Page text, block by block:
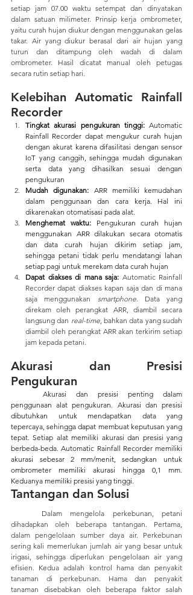
setiap jam 07.00 waktu setempat dan dinyatakan
dalam satuan milimeter. Prinsip kerja ombrometer,
yaitu curah hujan diukur dengan menggunakan gelas
takar. Air yang diukur berasal dari air hujan yang
turun dan ditampung oleh wadah di dalam
ombrometer. Hasil dicatat manual oleh petugas
secara rutin setiap hari.
Kelebihan Automatic Rainfall
Recorder
Tingkat akurasi pengukuran tinggi: Automatic
Rainfall Recorder dapat mengukur curah hujan
dengan akurat karena difasilitasi dengan sensor
IoT yang canggih, sehingga mudah digunakan
serta data yang dihasilkan sesuai dengan
pengukuran
Mudah digunakan: ARR memiliki kemudahan
dalam penggunaan dan cara kerja. Hal ini
dikarenakan otomatisasi pada alat.
Menghemat waktu: Pengukuran curah hujan
menggunakan ARR dilakukan secara otomatis
dan data curah hujan dikirim setiap jam,
sehingga petani tidak perlu mendatangi lahan
setiap pagi untuk merekam data curah hujan
Dapat diakses di mana saja: Automatic Rainfall
Recorder dapat diakses kapan saja dan di mana
saja menggunakan smartphone. Data yang
direkam oleh perangkat ARR, diambil secara
langsung dan real-time, bahkan data yang sudah
diambil oleh perangkat ARR akan terkirim setiap
jam kepada petani.
Akurasi dan Presisi
Pengukuran
Akurasi dan presisi penting dalam
penggunaan alat pengukuran. Akurasi dan presisi
dibutuhkan untuk mendapatkan data yang
tepercaya, sehingga dapat membuat keputusan yang
tepat. Setiap alat memiliki akurasi dan presisi yang
berbeda-beda. Automatic Rainfall Recorder memiliki
akurasi sebesar 2 mm/menit, sedangkan untuk
ombrometer memiliki akurasi hingga 0,1 mm.
Keduanya memiliki presisi yang tinggi.
Tantangan dan Solusi
dihadapkan oleh beberapa tantangan. Pertama,
dalam pengelolaan sumber daya air. Perkebunan
sering kali memerlukan jumlah air yang besar untuk
irigasi, sehingga diperlukan pengelolaan air yang
efisien. Kedua adalah kontrol hama dan penyakit
tanaman di perkebunan. Hama dan penyakit
tanaman disebabkan oleh beberapa faktor salah